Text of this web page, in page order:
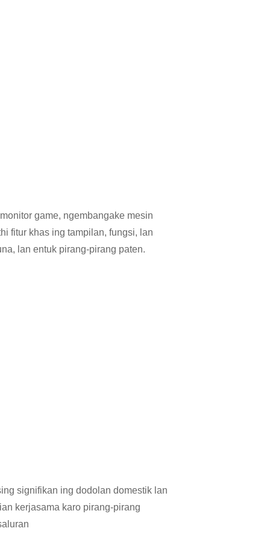
game, ngembangake mesin
fitur khas ing tampilan, fungsi, lan
lan entuk pirang-pirang paten.
signifikan ing dodolan domestik lan
kerjasama karo pirang-pirang